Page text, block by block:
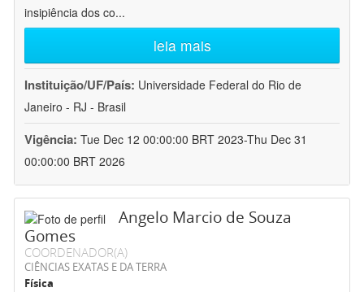
insipiência dos co...
leia mais
Instituição/UF/País: Universidade Federal do Rio de
Janeiro - RJ - Brasil
Vigência: Tue Dec 12 00:00:00 BRT 2023-Thu Dec 31
00:00:00 BRT 2026
Angelo Marcio de Souza
Gomes
COORDENADOR(A)
CIÊNCIAS EXATAS E DA TERRA
Física